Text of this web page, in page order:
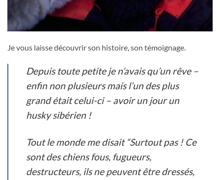
Je vous laisse découvrir son histoire, son témoignage.
Depuis toute petite je n’avais qu’un rêve –
enfin non plusieurs mais l’un des plus
grand était celui-ci – avoir un jour un
husky sibérien !
Tout le monde me disait “Surtout pas ! Ce
sont des chiens fous, fugueurs,
destructeurs, ils ne peuvent être dressés,